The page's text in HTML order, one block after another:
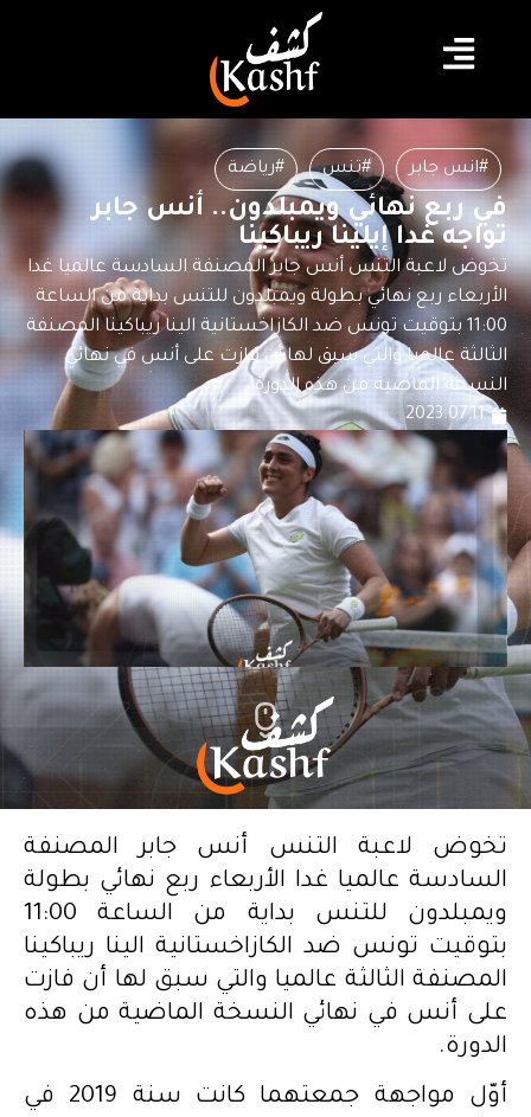
#انس جابر #تنس #رياضة
في ربع نهائي ويمبلدون.. أنس جابر
تواجه غدا إيلينا ريباكينا
تخوض لاعبة التنس أنس جابر المصنفة السادسة عالميا غدا
الأربعاء ربع نهائي بطولة ويمبلدون للتنس بداية من الساعة
11:00 بتوقيت تونس ضد الكازاخستانية الينا ريباكينا المصنفة
الثالثة عالميا والتي سبق لها أن فازت على أنس في نهائي
النسخة الماضية من هذه الدورة.
2023.07.11
تخوض لاعبة التنس أنس جابر المصنفة
السادسة عالميا غدا الأربعاء ربع نهائي بطولة
ويمبلدون للتنس بداية من الساعة 11:00
بتوقيت تونس ضد الكازاخستانية الينا ريباكينا
المصنفة الثالثة عالميا والتي سبق لها أن فازت
على أنس في نهائي النسخة الماضية من هذه
الدورة.
أوّل مواجهة جمعتهما كانت سنة 2019 في